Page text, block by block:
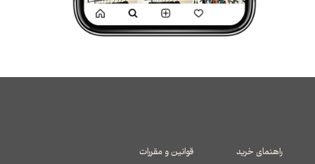
راهنمای خرید
قوانین و مقررات